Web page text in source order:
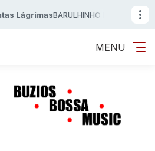
BARULHINHO BOM com Buzios
MENU